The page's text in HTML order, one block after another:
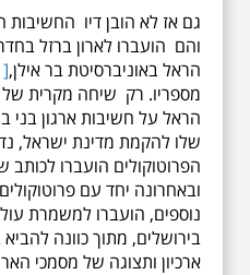
גם אז לא הובן דיו
והם הועברו לארון ברזל
הראל באוניברסיטת בר אילן,[1]
מספריו. רק שיחה מקרית של
הראל על חשיבות ארגון בני
שלו להקמת מדינת ישראל,
הפרוטוקולים הועברו לכותב
ובאחרונה יחד עם
נוספים, הועברו למשמרת
בירושלים, מתוך כוונה
ארכיון ותצוגה של מסמכי